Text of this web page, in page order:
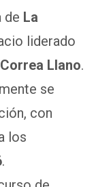
de La
liderado
Llano.
se
con
los
.